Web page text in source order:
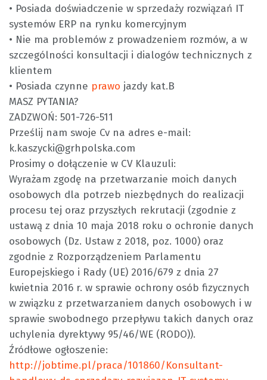
• Posiada doświadczenie w sprzedaży rozwiązań IT
systemów ERP na rynku komercyjnym
• Nie ma problemów z prowadzeniem rozmów, a w
szczególności konsultacji i dialogów technicznych z
klientem
• Posiada czynne prawo jazdy kat.B
MASZ PYTANIA?
ZADZWOŃ: 501-726-511
Prześlij nam swoje Cv na adres e-mail:
k.kaszycki@grhpolska.com
Prosimy o dołączenie w CV Klauzuli:
Wyrażam zgodę na przetwarzanie moich danych
osobowych dla potrzeb niezbędnych do realizacji
procesu tej oraz przyszłych rekrutacji (zgodnie z
ustawą z dnia 10 maja 2018 roku o ochronie danych
osobowych (Dz. Ustaw z 2018, poz. 1000) oraz
zgodnie z Rozporządzeniem Parlamentu
Europejskiego i Rady (UE) 2016/679 z dnia 27
kwietnia 2016 r. w sprawie ochrony osób fizycznych
w związku z przetwarzaniem danych osobowych i w
sprawie swobodnego przepływu takich danych oraz
uchylenia dyrektywy 95/46/WE (RODO)).
Źródłowe ogłoszenie:
http://jobtime.pl/praca/101860/Konsultant-